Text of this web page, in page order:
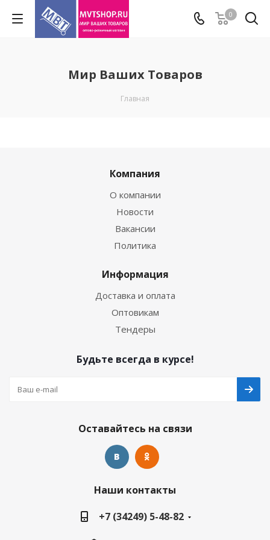
0
Мир Ваших Товаров
Главная
Компания
О компании
Новости
Вакансии
Политика
Информация
Доставка и оплата
Оптовикам
Тендеры
Будьте всегда в курсе!
Оставайтесь на связи
Наши контакты
+7 (34249) 5-48-82